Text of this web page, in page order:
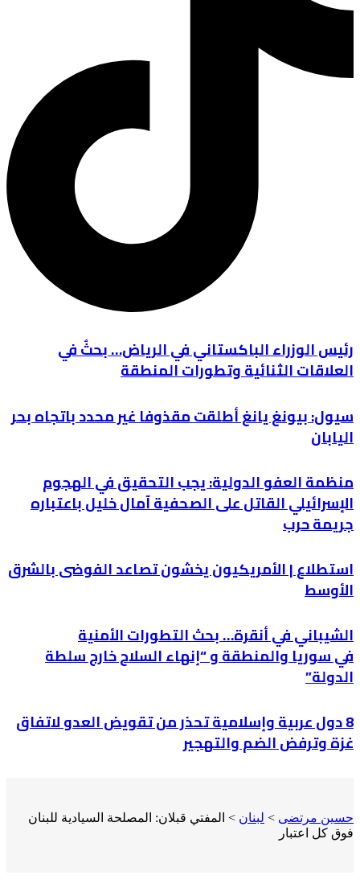
رئيس الوزراء الباكستاني في الرياض… بحثٌ في
العلاقات الثنائية وتطورات المنطقة
سيول: بيونغ يانغ أطلقت مقذوفا غير محدد باتجاه بحر
اليابان
منظمة العفو الدولية: يجب التحقيق في الهجوم
الإسرائيلي القاتل على الصحفية آمال خليل باعتباره
جريمة حرب
استطلاع | الأمريكيون يخشون تصاعد الفوضى بالشرق
الأوسط
الشيباني في أنقرة… بحث التطورات الأمنية
في سوريا والمنطقة و “إنهاء السلاح خارج سلطة
الدولة”
8 دول عربية وإسلامية تحذر من تقويض العدو لاتفاق
غزة وترفض الضم والتهجير
حسين مرتضى > لبنان > المفتي قبلان: المصلحة السيادية للبنان
فوق كل اعتبار